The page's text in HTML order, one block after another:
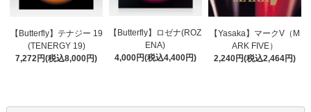
【Butterfly】テナジー 19
(TENERGY 19)
7,272円(税込8,000円)
【Butterfly】ロゼナ(ROZ
ENA)
4,000円(税込4,400円)
【Yasaka】マークV（M
ARK FIVE）
2,240円(税込2,464円)